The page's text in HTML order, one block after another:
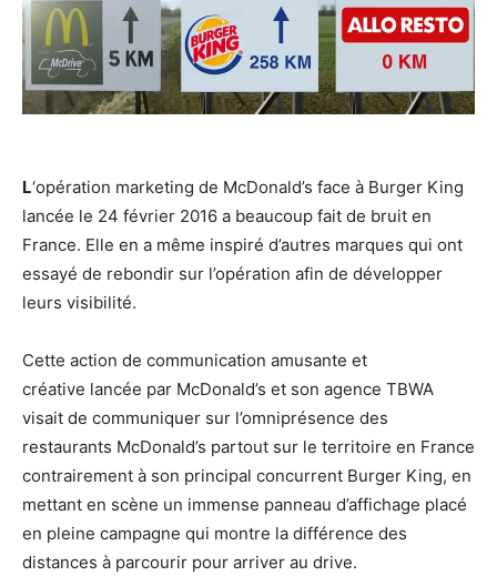
L‘opération marketing de McDonald’s face à Burger King
lancée le 24 février 2016 a beaucoup fait de bruit en
France. Elle en a même inspiré d’autres marques qui ont
essayé de rebondir sur l’opération afin de développer
leurs visibilité.
Cette action de communication amusante et
créative lancée par McDonald’s et son agence TBWA
visait de communiquer sur l’omniprésence des
restaurants McDonald’s partout sur le territoire en France
contrairement à son principal concurrent Burger King, en
mettant en scène un immense panneau d’affichage placé
en pleine campagne qui montre la différence des
distances à parcourir pour arriver au drive.